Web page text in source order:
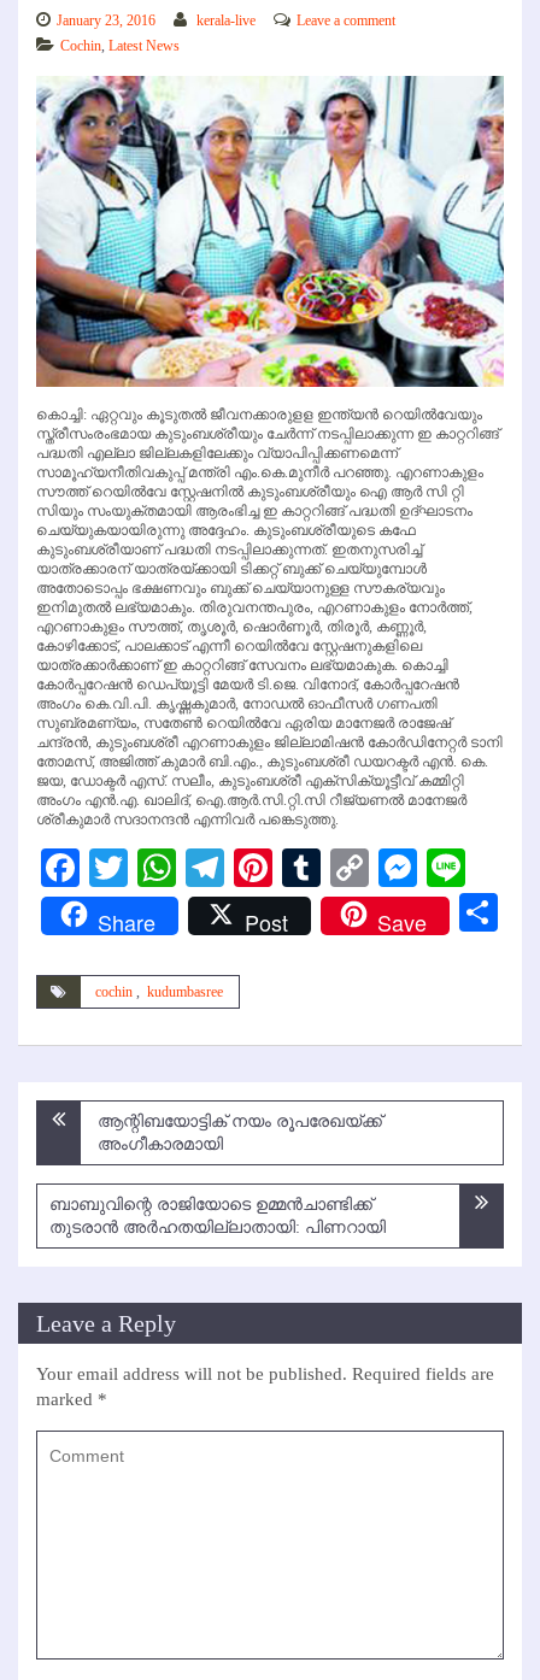
January 23, 2016 kerala-live
Leave a comment
Cochin Latest News
കൊച്ചി: ഏറ്റവും കൂടുതല്‍ ജീവനക്കാരുളള ഇന്ത്യന്‍ റെയില്‍വേയും
സ്ത്രീസംരംഭമായ കുടുംബശ്രീയും ചേര്‍ന്ന് നടപ്പിലാക്കുന്ന ഇ കാറ്ററിങ്ങ്
പദ്ധതി എല്ലാ ജില്ലകളിലേക്കും വ്യാപിപ്പിക്കണമെന്ന്
സാമൂഹ്യനീതിവകുപ്പ് മന്ത്രി എം.കെ.മുനീര്‍ പറഞ്ഞു. എറണാകുളം
സൗത്ത് റെയില്‍വേ സ്റ്റേഷനില്‍ കുടുംബശ്രീയും ഐ ആര്‍ സി റ്റി
സിയും സംയുക്തമായി ആരംഭിച്ച ഇ കാറ്ററിങ്ങ് പദ്ധതി ഉദ്ഘാടനം
ചെയ്യുകയായിരുന്നു അദ്ദേഹം. കുടുംബശ്രീയുടെ കഫേ
കുടുംബശ്രീയാണ് പദ്ധതി നടപ്പിലാക്കുന്നത്. ഇതനുസരിച്ച്
യാത്രക്കാരന് യാത്രയ്ക്കായി ടിക്കറ്റ് ബുക്ക് ചെയ്യുമ്പോള്‍
അതോടൊപ്പം ഭക്ഷണവും ബുക്ക് ചെയ്യാനുള്ള സൗകര്യവും
ഇനിമുതല്‍ ലഭ്യമാകും. തിരുവനന്തപുരം, എറണാകുളം നോര്‍ത്ത്,
എറണാകുളം സൗത്ത്, തൃശൂര്‍, ഷൊര്‍ണൂര്‍, തിരൂര്‍, കണ്ണൂര്‍,
കോഴിക്കോട്, പാലക്കാട് എന്നീ റെയില്‍വേ സ്റ്റേഷനുകളിലെ
യാത്രക്കാര്‍ക്കാണ് ഇ കാറ്ററിങ്ങ് സേവനം ലഭ്യമാകുക. കൊച്ചി
കോര്‍പ്പറേഷന്‍ ഡെപ്യൂട്ടി മേയര്‍ ടി.ജെ. വിനോദ്, കോര്‍പ്പറേഷന്‍
അംഗം കെ.വി.പി. കൃഷ്ണകുമാര്‍, നോഡല്‍ ഓഫീസര്‍ ഗണപതി
സുബ്രമണ്യം, സതേണ്‍ റെയില്‍വേ ഏരിയ മാനേജര്‍ രാജേഷ്
ചന്ദ്രന്‍, കുടുംബശ്രീ എറണാകുളം ജില്ലാമിഷന്‍ കോര്‍ഡിനേറ്റര്‍ ടാനി
തോമസ്, അജിത്ത് കുമാര്‍ ബി.എം., കുടുംബശ്രീ ഡയറക്ടര്‍ എന്‍. കെ.
ജയ, ഡോക്ടര്‍ എസ്. സലീം, കുടുംബശ്രീ എക്‌സിക്യൂട്ടീവ് കമ്മിറ്റി
അംഗം എന്‍.എ. ഖാലിദ്, ഐ.ആര്‍.സി.റ്റി.സി റീജ്യണല്‍ മാനേജര്‍
ശ്രീകുമാര്‍ സദാനന്ദന്‍ എന്നിവര്‍ പങ്കെടുത്തു.
Facebook
TwitterWhatsApp
Telegram
Pinterest
Tumblr
Copy
Link
Share Post Save
cochin , kudumbasree
Post
navigation
ആന്റിബയോട്ടിക് നയം രൂപരേഖയ്ക്ക്
അംഗീകാരമായി
ബാബുവിന്റെ രാജിയോടെ ഉമ്മന്‍ചാണ്ടിക്ക്
തുടരാന്‍ അര്‍ഹതയില്ലാതായി: പിണറായി
Leave a Reply
Your email address will not be published. Required fields are
marked *